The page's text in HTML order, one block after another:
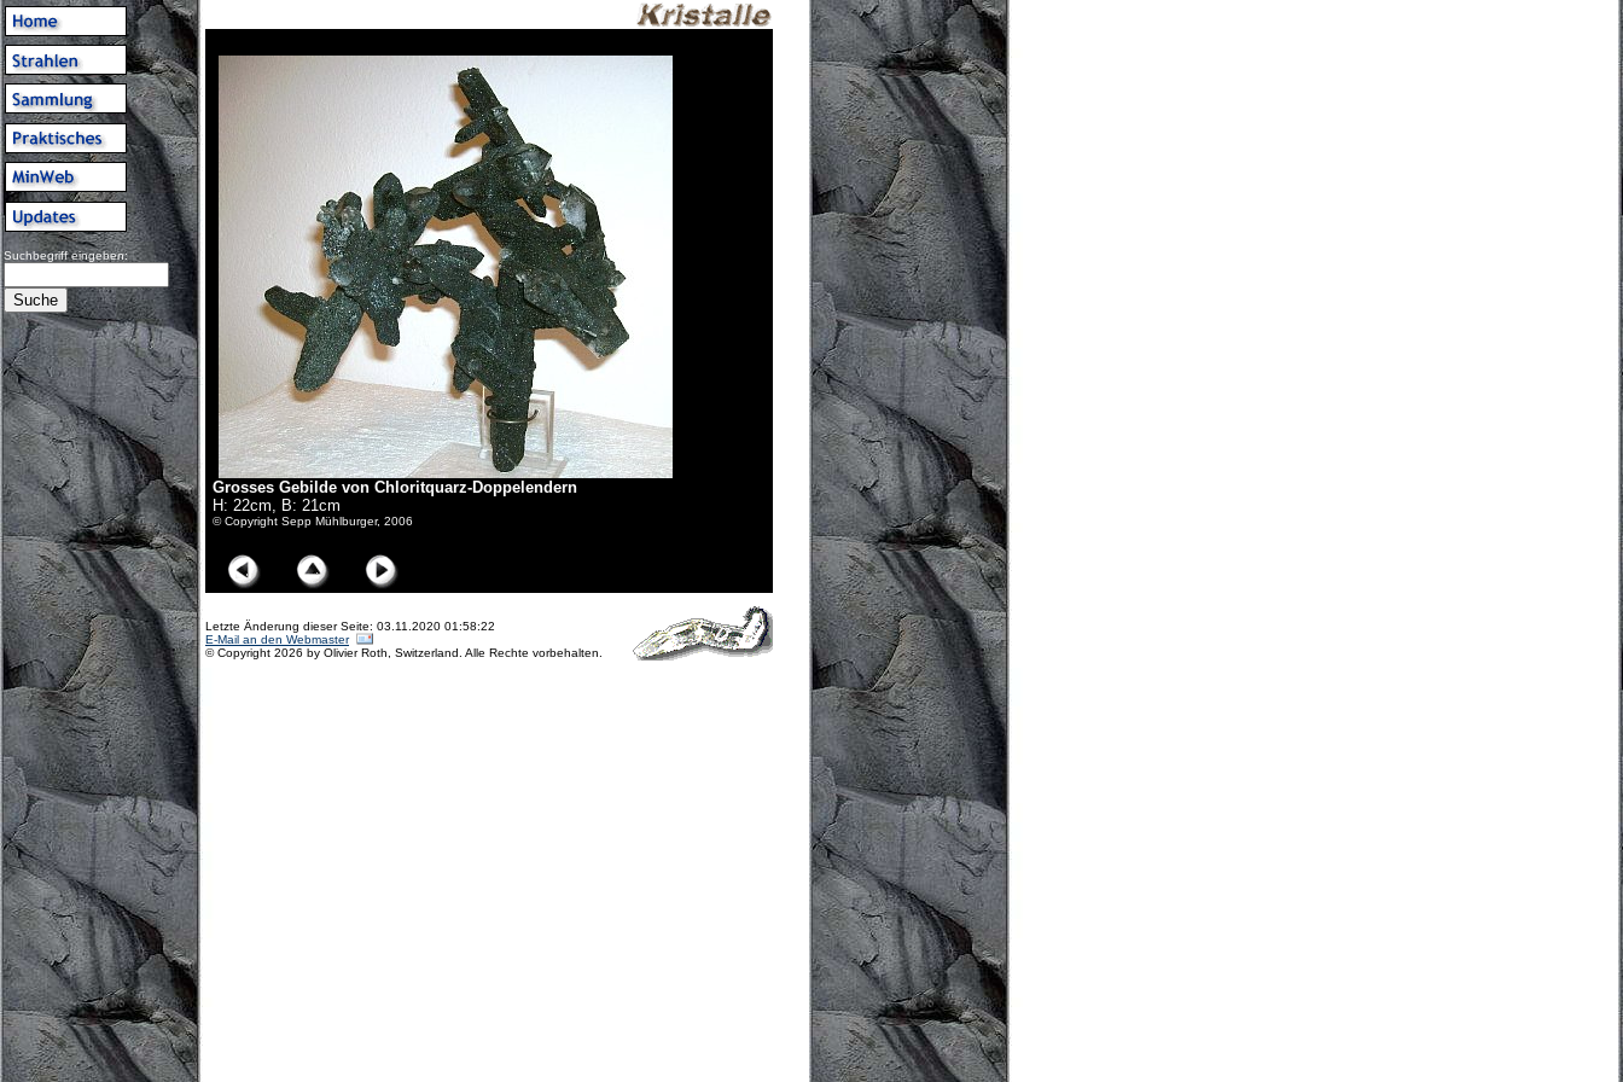
Suchbegriff eingeben:
Grosses Gebilde von Chloritquarz-Doppelendern
H: 22cm, B: 21cm
© Copyright Sepp Mühlburger, 2006
Letzte Änderung dieser Seite: 03.11.2020 01:58:22
E-Mail an den Webmaster
© Copyright 2026 by Olivier Roth, Switzerland. Alle Rechte vorbehalten.